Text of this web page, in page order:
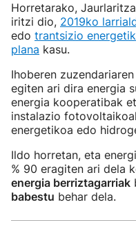
Horretarako,
iritzi dio, 2019ko
edo trantsizio
plana kasu.
Ihoberen
egiten ari dira energia
energia kooperatibak
instalazio
energetikoa edo
Ildo horretan, eta
% 90 eragiten ari dela
energia berriztagarriak
babestu behar dela.